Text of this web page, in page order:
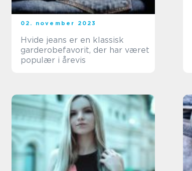
02. november 2023
Hvide jeans er en klassisk
garderobefavorit, der har været
populær i årevis